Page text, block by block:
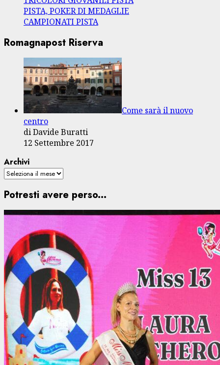
PISTA, POKER DI MEDAGLIE
CAMPIONATI PISTA
Romagnapost Riserva
Come sarà il nuovo
centro
di Davide Buratti
12 Settembre 2017
Archivi
Potresti avere perso...